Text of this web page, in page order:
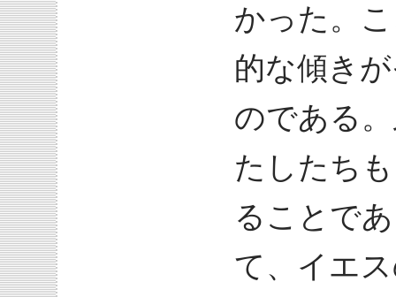
かった。
的な傾き
のである
たしたち
ることで
て、イエ